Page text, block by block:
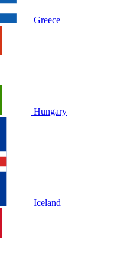
Greece
Hungary
Iceland